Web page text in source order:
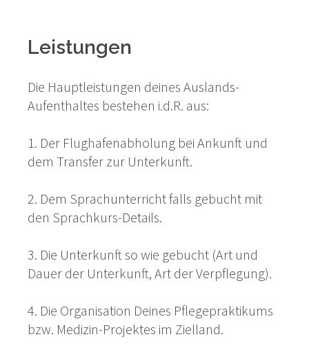
Leistungen
Die Hauptleistungen deines Auslands-
Aufenthaltes bestehen i.d.R. aus:
1. Der Flughafenabholung bei Ankunft und
dem Transfer zur Unterkunft.
2. Dem Sprachunterricht falls gebucht mit
den Sprachkurs-Details.
3. Die Unterkunft so wie gebucht (Art und
Dauer der Unterkunft, Art der Verpflegung).
4. Die Organisation Deines Pflegepraktikums
bzw. Medizin-Projektes im Zielland.